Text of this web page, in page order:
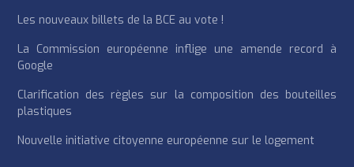
Les nouveaux billets de la BCE au vote !
La Commission européenne inflige une amende record à
Google
Clarification des règles sur la composition des bouteilles
plastiques
Nouvelle initiative citoyenne européenne sur le logement